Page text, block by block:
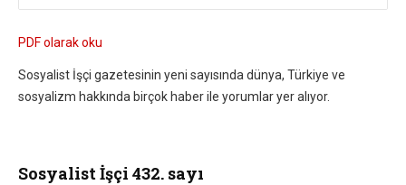
PDF olarak oku
Sosyalist İşçi gazetesinin yeni sayısında dünya, Türkiye ve
sosyalizm hakkında birçok haber ile yorumlar yer alıyor.
Sosyalist İşçi 432. sayı